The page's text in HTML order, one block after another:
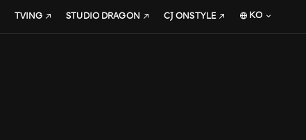
TVING STUDIO DRAGON CJ ONSTYLE KO